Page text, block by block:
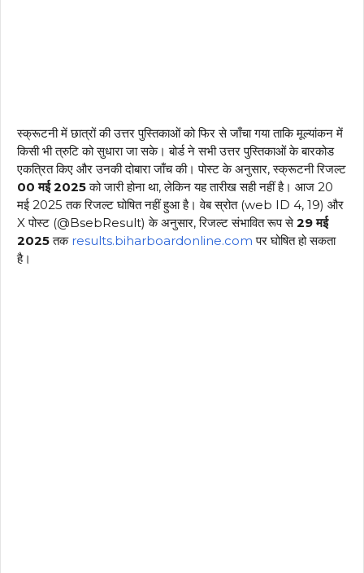
स्क्रूटनी में छात्रों की उत्तर पुस्तिकाओं को फिर से जाँचा गया ताकि मूल्यांकन में
किसी भी त्रुटि को सुधारा जा सके। बोर्ड ने सभी उत्तर पुस्तिकाओं के बारकोड
एकत्रित किए और उनकी दोबारा जाँच की। पोस्ट के अनुसार, स्क्रूटनी रिजल्ट
00 मई 2025को जारी होना था, लेकिन यह तारीख सही नहीं है। आज 20
मई 2025 तक रिजल्ट घोषित नहीं हुआ है। वेब स्रोत (web ID 4, 19) और
X पोस्ट (@BsebResult) के अनुसार, रिजल्ट संभावित रूप से29 मई
2025तक results.biharboardonline.com पर घोषित हो सकता
है।